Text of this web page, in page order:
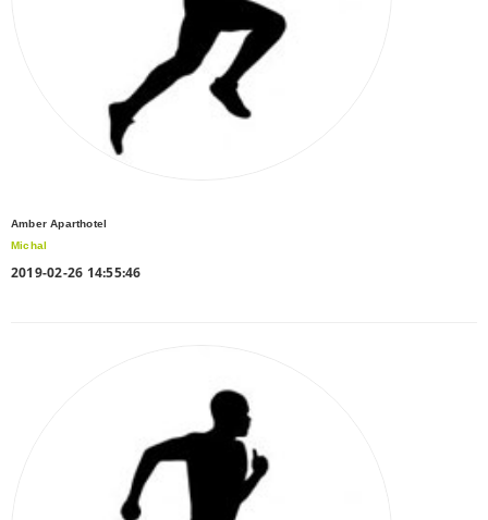
Amber Aparthotel
Michal
2019-02-26 14:55:46